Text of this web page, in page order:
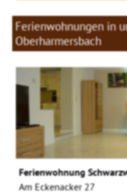
Ferienwohnungen in
Oberharmersbach
Ferienwohnung
Am Eckenacker 27